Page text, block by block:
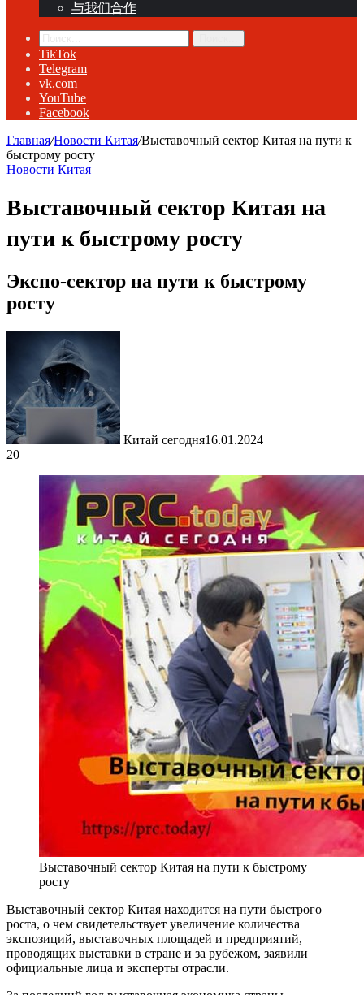
与我们合作
TikTok
Telegram
vk.com
YouTube
Facebook
Главная/Новости Китая/Выставочный сектор Китая на пути к
быстрому росту
Новости Китая
Выставочный сектор Китая на
пути к быстрому росту
Экспо-сектор на пути к быстрому
росту
Китай сегодня16.01.2024
20
Выставочный сектор Китая на пути к быстрому
росту
Выставочный сектор Китая находится на пути быстрого
роста, о чем свидетельствует увеличение количества
экспозиций, выставочных площадей и предприятий,
проводящих выставки в стране и за рубежом, заявили
официальные лица и эксперты отрасли.